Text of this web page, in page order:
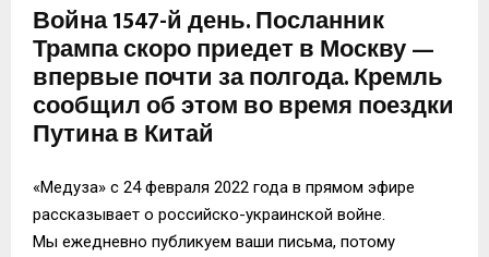
Война 1547-й день. Посланник
Трампа скоро приедет в Москву —
впервые почти за полгода. Кремль
сообщил об этом во время поездки
Путина в Китай
«Медуза» с 24 февраля 2022 года в прямом эфире
рассказывает о российско-украинской войне.
Мы ежедневно публикуем ваши письма, потому